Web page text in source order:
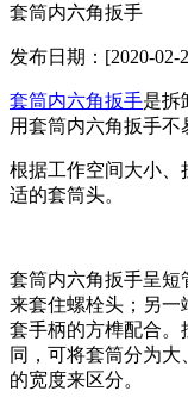
套筒内六角扳手
发布日期：[2020-02-
套筒内六角扳手是拆
用套筒内六角扳手不
根据工作空间大小、
适的套筒头。
套筒内六角扳手呈短
来套住螺栓头；另一
套手柄的方榫配合。
同，可将套筒分为
的宽度来区分。